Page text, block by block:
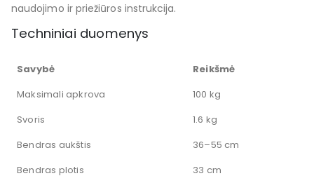
naudojimo ir priežiūros instrukcija.
Techniniai duomenys
Savybė
Reikšmė
Maksimali apkrova
100 kg
Svoris
1.6 kg
Bendras aukštis
36–55 cm
Bendras plotis
33 cm